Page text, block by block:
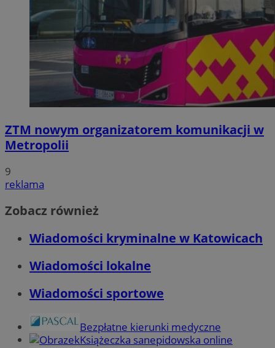
ZTM nowym organizatorem komunikacji w
Metropolii
9
reklama
Zobacz również
Wiadomości kryminalne w Katowicach
Wiadomości lokalne
Wiadomości sportowe
Bezpłatne kierunki medyczne
Książeczka sanepidowska online